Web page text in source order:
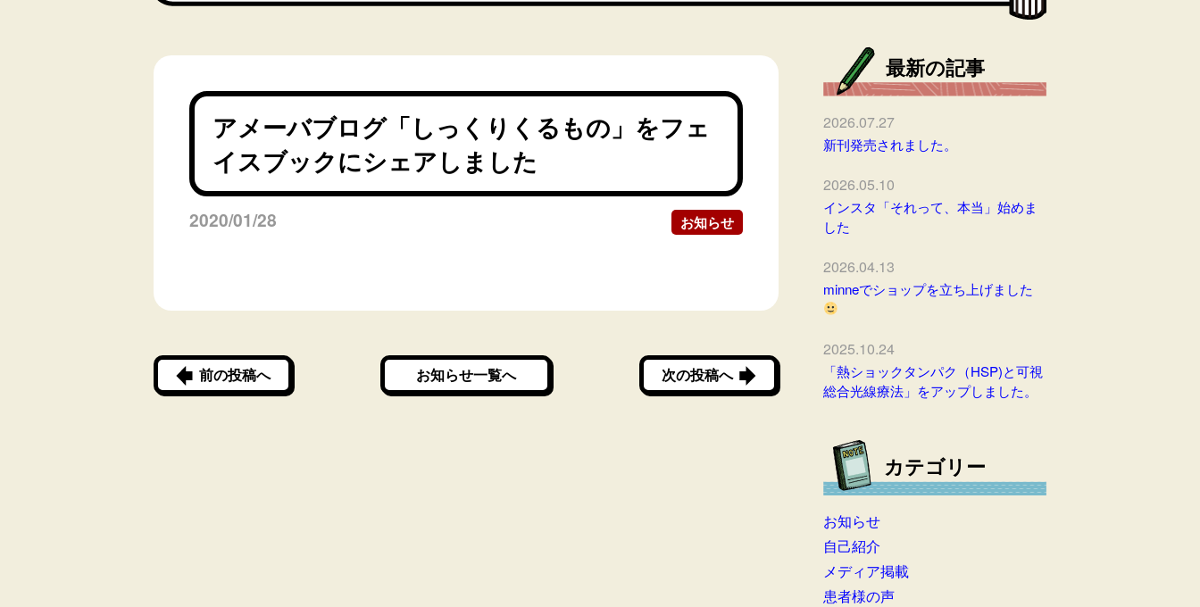
アメーバブログ「しっくりくるもの」をフェ
イスブックにシェアしました
2020/01/28 お知らせ
前の投稿へ お知らせ一覧へ 次の投稿へ
最新の記事
2026.07.27
新刊発売されました。
2026.05.10
インスタ「それって、本当」始めま
した
2026.04.13
minneでショップを立ち上げました
2025.10.24
「熱ショックタンパク（HSP)と可視
総合光線療法」をアップしました。
カテゴリー
お知らせ
自己紹介
メディア掲載
患者様の声